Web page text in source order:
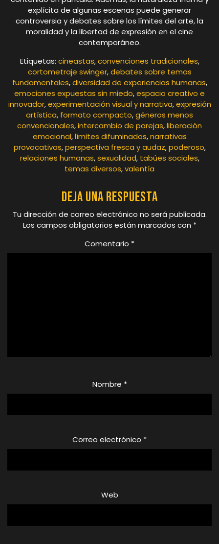
explícita de algunas escenas puede generar
controversia y debates sobre los límites del arte, la
moralidad y la libertad de expresión en el cine
contemporáneo.
Etiquetas: cineastas,convenciones tradicionales,
cortometraje swinger,debates sobre temas
fundamentales,diversidad de experiencias humanas,
emociones expuestas sin miedo,espacio creativo e
innovador,experimentación visual y narrativa,expresión
artística, formato compacto,géneros menos
convencionales,intercambio de parejas,liberación
emocional,límites difuminados,narrativas
provocativas,perspectiva fresca y audaz,poderoso,
relaciones humanas,sexualidad, tabúes sociales,
temas diversos,valentía
Deja una respuesta
Tu dirección de correo electrónico no será publicada.
Los campos obligatorios están marcados con *
Comentario *
Nombre *
Correo electrónico *
Web